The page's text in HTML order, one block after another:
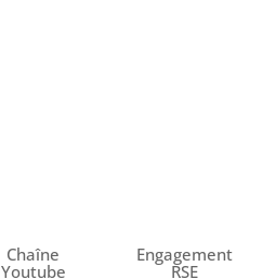
Chaîne
Youtube
Engagement
RSE